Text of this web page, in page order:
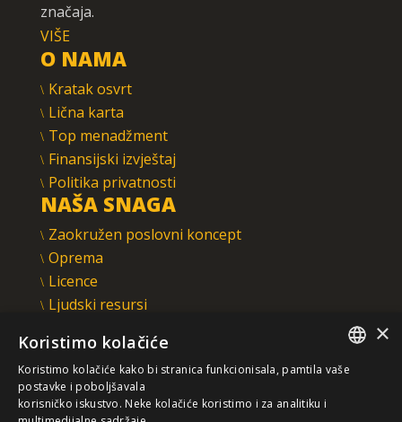
značaja.
VIŠE
O NAMA
Kratak osvrt
Lična karta
Top menadžment
Finansijski izvještaj
Politika privatnosti
NAŠA SNAGA
Zaokružen poslovni koncept
Oprema
Licence
Ljudski resursi
INTEGRAL INŽENJERING A.D.
Omladinska 44, 78250 Laktaši
+387 (0)51 337 401
×
Koristimo kolačiće
Koristimo kolačiće kako bi stranica funkcionisala, pamtila vaše
postavke i poboljšavala
korisničko iskustvo. Neke kolačiće koristimo i za analitiku i